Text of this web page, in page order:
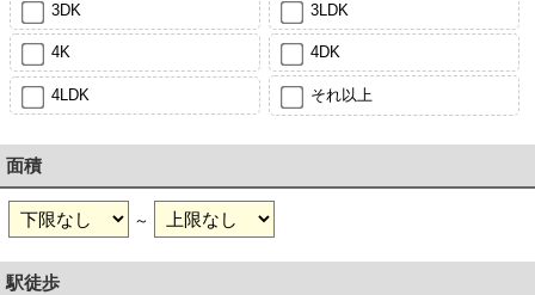
3DK 3LDK
4K 4DK
4LDK それ以上
面積
～
駅徒歩